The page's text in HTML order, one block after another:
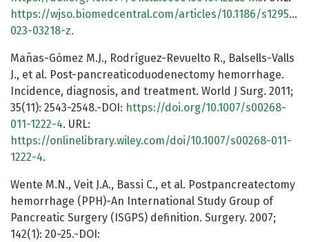
https://wjso.biomedcentral.com/articles/10.1186/s12957-
023-03218-z.
Mañas-Gómez M.J., Rodríguez-Revuelto R., Balsells-Valls
J., et al. Post-pancreaticoduodenectomy hemorrhage.
Incidence, diagnosis, and treatment. World J Surg. 2011;
35(11): 2543-2548.-DOI: https://doi.org/10.1007/s00268-
011-1222-4. URL:
https://onlinelibrary.wiley.com/doi/10.1007/s00268-011-
1222-4.
Wente M.N., Veit J.A., Bassi C., et al. Postpancreatectomy
hemorrhage (PPH)-An International Study Group of
Pancreatic Surgery (ISGPS) definition. Surgery. 2007;
142(1): 20-25.-DOI: